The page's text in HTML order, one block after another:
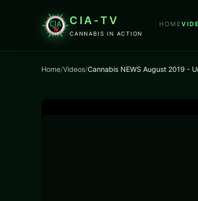
CIA-TV
CANNABIS IN ACTION
HOME
Home/Videos/Cannabis NEWS August 2019 -